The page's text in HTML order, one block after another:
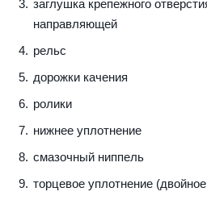
заглушка крепежного
направляющей
рельс
дорожки качения
ролики
нижнее уплотнение
смазочный ниппель
торцевое уплотнение